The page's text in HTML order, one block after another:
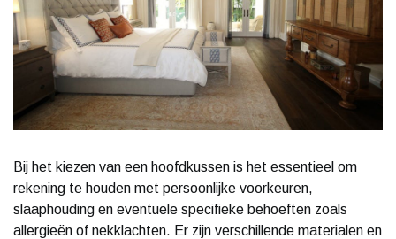
Bij het kiezen van een hoofdkussen is het essentieel om
rekening te houden met persoonlijke voorkeuren,
slaaphouding en eventuele specifieke behoeften zoals
allergieën of nekklachten. Er zijn verschillende materialen en